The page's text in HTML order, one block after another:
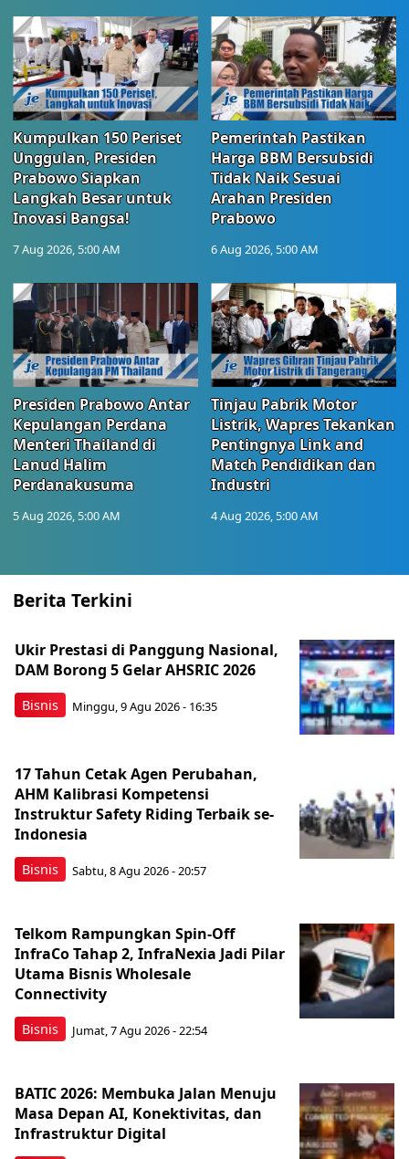
Kumpulkan 150 Periset
Unggulan, Presiden
Prabowo Siapkan
Langkah Besar untuk
Inovasi Bangsa!
7 Aug 2026, 5:00 AM
Pemerintah Pastikan
Harga BBM Bersubsidi
Tidak Naik Sesuai
Arahan Presiden
Prabowo
6 Aug 2026, 5:00 AM
Presiden Prabowo Antar
Kepulangan Perdana
Menteri Thailand di
Lanud Halim
Perdanakusuma
5 Aug 2026, 5:00 AM
Tinjau Pabrik Motor
Listrik, Wapres Tekankan
Pentingnya Link and
Match Pendidikan dan
Industri
4 Aug 2026, 5:00 AM
Berita Terkini
Bisnis
Ukir Prestasi di Panggung Nasional,
DAM Borong 5 Gelar AHSRIC 2026
Minggu, 9 Agu 2026 - 16:35
Bisnis
17 Tahun Cetak Agen Perubahan,
AHM Kalibrasi Kompetensi
Instruktur Safety Riding Terbaik se-
Indonesia
Sabtu, 8 Agu 2026 - 20:57
Bisnis
Telkom Rampungkan Spin-Off
InfraCo Tahap 2, InfraNexia Jadi Pilar
Utama Bisnis Wholesale
Connectivity
Jumat, 7 Agu 2026 - 22:54
BATIC 2026: Membuka Jalan Menuju
Masa Depan AI, Konektivitas, dan
Infrastruktur Digital